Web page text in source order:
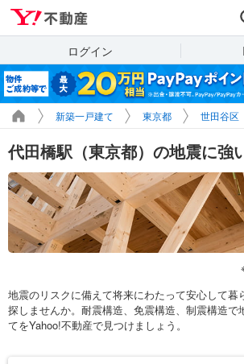
ログイン
新築一戸建て 東京都 世田谷区
代田橋駅（東京都）の地震に強
地震のリスクに備えて将来にわたって安心して暮
探しませんか。耐震構造、免震構造、制震構造で
てをYahoo!不動産で見つけましょう。